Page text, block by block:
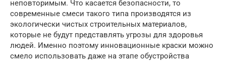
неповторимым. Что касается безопасности, то
современные смеси такого типа производятся из
экологически чистых строительных материалов,
которые не будут представлять угрозы для здоровья
людей. Именно поэтому инновационные краски можно
смело использовать даже на этапе обустройства